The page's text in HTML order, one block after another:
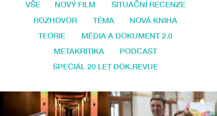
VŠE NOVÝ FILM
SITUAČNÍ RECENZE
ROZHOVOR
TÉMA
NOVÁ KNIHA
TEORIE
MÉDIA A DOKUMENT 2.0
METAKRITIKA
PODCAST
SPECIÁL 20 LET DOK.REVUE